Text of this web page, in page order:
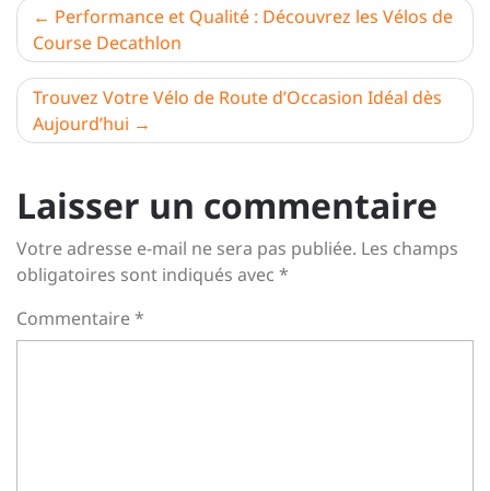
Navigation
de
l’article
Performance et Qualité : Découvrez les Vélos de
Course Decathlon
Trouvez Votre Vélo de Route d’Occasion Idéal dès
Aujourd’hui
Laisser un commentaire
Votre adresse e-mail ne sera pas publiée. Les champs
obligatoires sont indiqués avec *
Commentaire*